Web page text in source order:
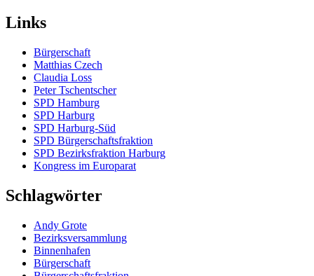
Links
Bürgerschaft
Matthias Czech
Claudia Loss
Peter Tschentscher
SPD Hamburg
SPD Harburg
SPD Harburg-Süd
SPD Bürgerschaftsfraktion
SPD Bezirksfraktion Harburg
Kongress im Europarat
Schlagwörter
Andy Grote
Bezirksversammlung
Binnenhafen
Bürgerschaft